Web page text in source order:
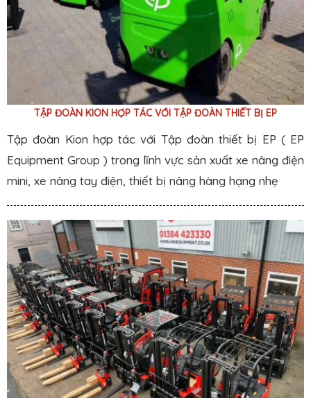
TẬP ĐOÀN KION HỢP TÁC VỚI TẬP ĐOÀN THIẾT BỊ EP
Tập đoàn Kion hợp tác với Tập đoàn thiết bị EP ( EP
Equipment Group ) trong lĩnh vực sản xuất xe nâng điện
mini, xe nâng tay điện, thiết bị nâng hàng hạng nhẹ